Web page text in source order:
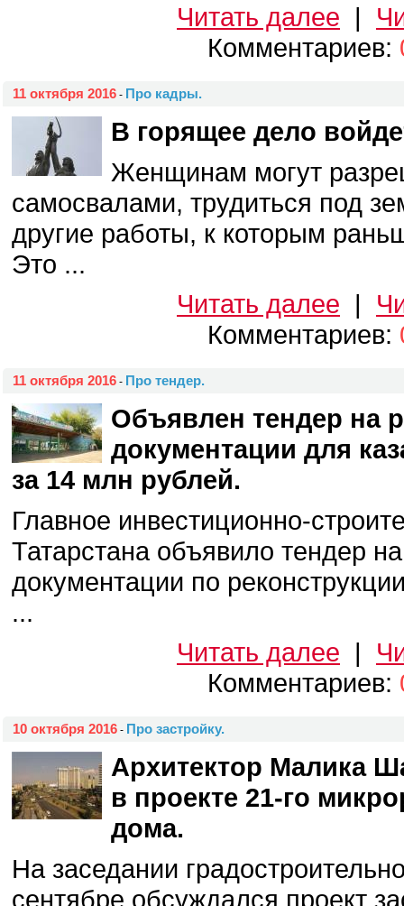
Читать далее |
Комментариев:
11 октября 2016 - Про кадры.
В горящее дело
Женщинам могут
самосвалами, трудиться под
другие работы, к которым
Это ...
Читать далее |
Комментариев:
11 октября 2016 - Про тендер.
Объявлен тендер на
документации для
за 14 млн рублей.
Главное инвестиционно-
Татарстана объявило тендер
документации по
...
Читать далее |
Комментариев:
10 октября 2016 - Про застройку.
Архитектор Малика
в проекте 21-го
дома.
На заседании
сентябре обсуждался проект